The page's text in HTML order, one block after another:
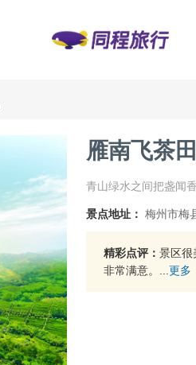
雁南飞茶
青山绿水之间把盏闻
景点地址： 梅州市梅
精彩点评： 景区很
非常满意。... 更多